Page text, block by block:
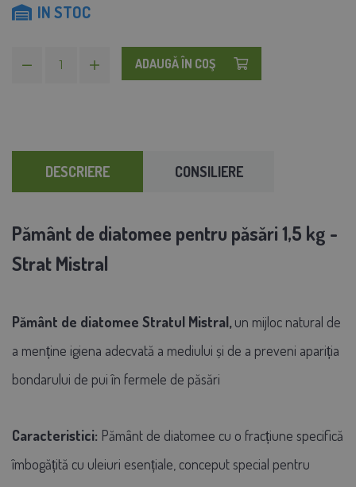
IN STOC
ADAUGĂ ÎN COŞ
DESCRIERE CONSILIERE
Pământ de diatomee pentru păsări 1,5 kg -
Strat Mistral
Pământ de diatomee Stratul Mistral, un mijloc natural de
a menține igiena adecvată a mediului și de a preveni apariția
bondarului de pui în fermele de păsări
Caracteristici: Pământ de diatomee cu o fracțiune specifică
îmbogățită cu uleiuri esențiale, conceput special pentru